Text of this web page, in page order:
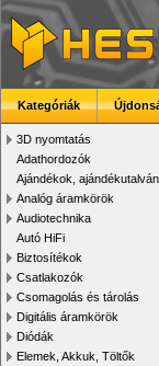
Kategóriák
3D nyomtatás
Adathordozók
Ajándékok,
Analóg áramkörök
Audiotechnika
Autó HiFi
Biztosítékok
Csatlakozók
Csomagolás és tárolás
Digitális áramkörök
Diódák
Elemek, Akkuk, Töltők